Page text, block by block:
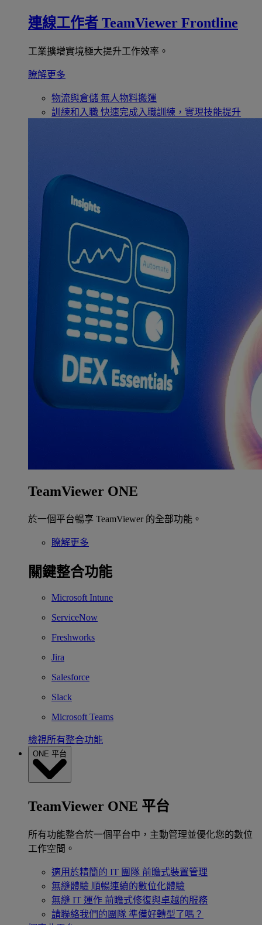
連線工作者 TeamViewer Frontline
工業擴增實境極大提升工作效率。
瞭解更多
物流與倉儲 無人物料搬運
訓練和入職 快速完成入職訓練，實現技能提升
TeamViewer ONE
於一個平台暢享 TeamViewer 的全部功能。
瞭解更多
關鍵整合功能
Microsoft Intune
ServiceNow
Freshworks
Jira
Salesforce
Slack
Microsoft Teams
檢視所有整合功能
ONE 平台
TeamViewer ONE 平台
所有功能整合於一個平台中，主動管理並優化您的數位
工作空間。
適用於精簡的 IT 團隊 前瞻式裝置管理
無縫體驗 順暢連續的數位化體驗
無縫 IT 運作 前瞻式修復與卓越的服務
請聯絡我們的團隊 準備好轉型了嗎？